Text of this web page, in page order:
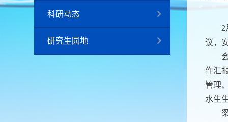
科研动态
研究生园地
2
议，
作汇
管理
水生